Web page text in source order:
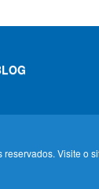
Visite o